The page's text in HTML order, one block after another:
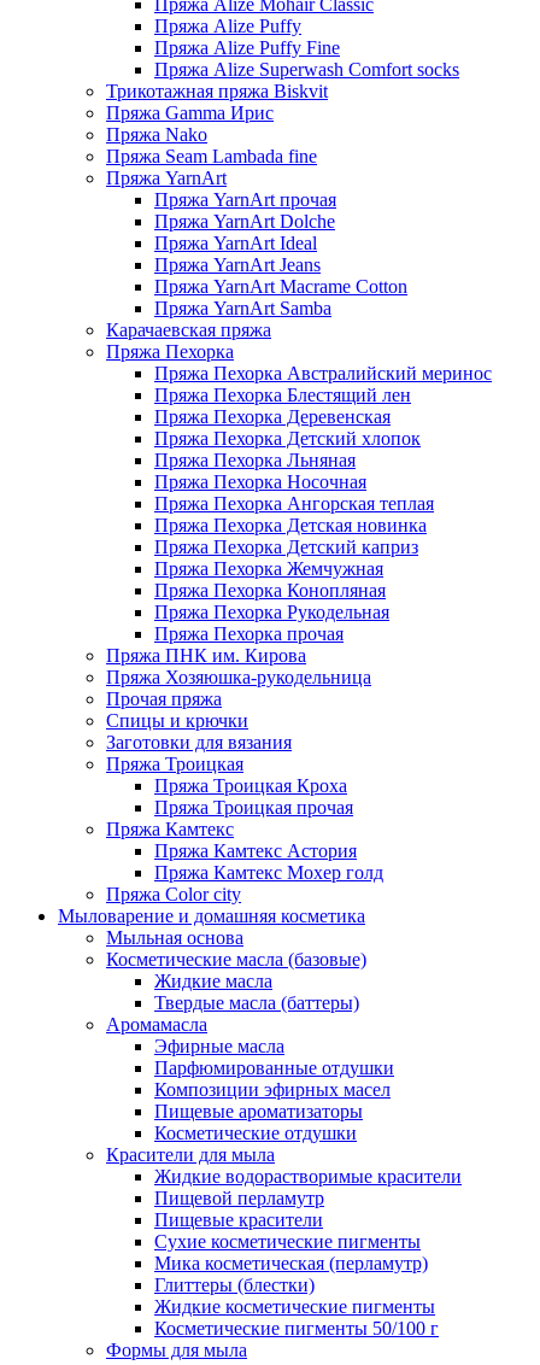
Пряжа Alize Puffy
Пряжа Alize Puffy Fine
Пряжа Alize Superwash Comfort socks
Трикотажная пряжа Biskvit
Пряжа Gamma Ирис
Пряжа Nako
Пряжа Seam Lambada fine
Пряжа YarnArt
Пряжа YarnArt прочая
Пряжа YarnArt Dolche
Пряжа YarnArt Ideal
Пряжа YarnArt Jeans
Пряжа YarnArt Macrame Cotton
Пряжа YarnArt Samba
Карачаевская пряжа
Пряжа Пехорка
Пряжа Пехорка Австралийский меринос
Пряжа Пехорка Блестящий лен
Пряжа Пехорка Деревенская
Пряжа Пехорка Детский хлопок
Пряжа Пехорка Льняная
Пряжа Пехорка Носочная
Пряжа Пехорка Ангорская теплая
Пряжа Пехорка Детская новинка
Пряжа Пехорка Детский каприз
Пряжа Пехорка Жемчужная
Пряжа Пехорка Конопляная
Пряжа Пехорка Рукодельная
Пряжа Пехорка прочая
Пряжа ПНК им. Кирова
Пряжа Хозяюшка-рукодельница
Прочая пряжа
Спицы и крючки
Заготовки для вязания
Пряжа Троицкая
Пряжа Троицкая Кроха
Пряжа Троицкая прочая
Пряжа Камтекс
Пряжа Камтекс Астория
Пряжа Камтекс Мохер голд
Пряжа Color city
Мыловарение и домашняя косметика
Мыльная основа
Косметические масла (базовые)
Жидкие масла
Твердые масла (баттеры)
Аромамасла
Эфирные масла
Парфюмированные отдушки
Композиции эфирных масел
Пищевые ароматизаторы
Косметические отдушки
Красители для мыла
Жидкие водорастворимые красители
Пищевой перламутр
Пищевые красители
Сухие косметические пигменты
Мика косметическая (перламутр)
Глиттеры (блестки)
Жидкие косметические пигменты
Косметические пигменты 50/100 г
Формы для мыла